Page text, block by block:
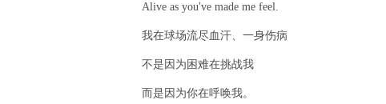
Alive as you've made me feel.
我在球场流尽血汗、一身伤病
不是因为困难在挑战我
而是因为你在呼唤我。